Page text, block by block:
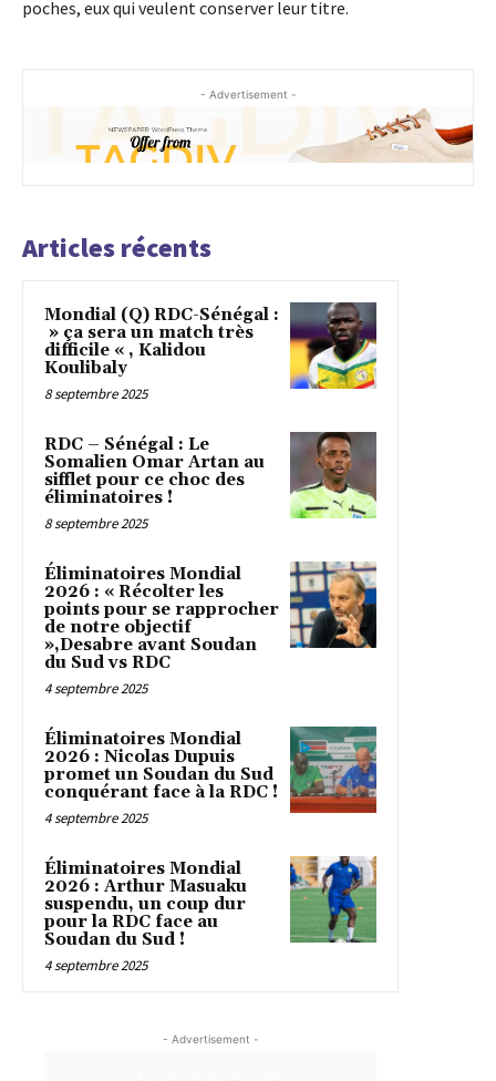
poches, eux qui veulent conserver leur titre.
- Advertisement -
Articles récents
Mondial (Q) RDC-Sénégal :
» ça sera un match très
difficile « , Kalidou
Koulibaly
8 septembre 2025
RDC – Sénégal : Le
Somalien Omar Artan au
sifflet pour ce choc des
éliminatoires !
8 septembre 2025
Éliminatoires Mondial
2026 : « Récolter les
points pour se rapprocher
de notre objectif
»,Desabre avant Soudan
du Sud vs RDC
4 septembre 2025
Éliminatoires Mondial
2026 : Nicolas Dupuis
promet un Soudan du Sud
conquérant face à la RDC !
4 septembre 2025
Éliminatoires Mondial
2026 : Arthur Masuaku
suspendu, un coup dur
pour la RDC face au
Soudan du Sud !
4 septembre 2025
- Advertisement -